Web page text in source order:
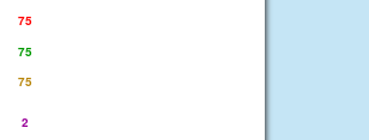
75
75
75
2